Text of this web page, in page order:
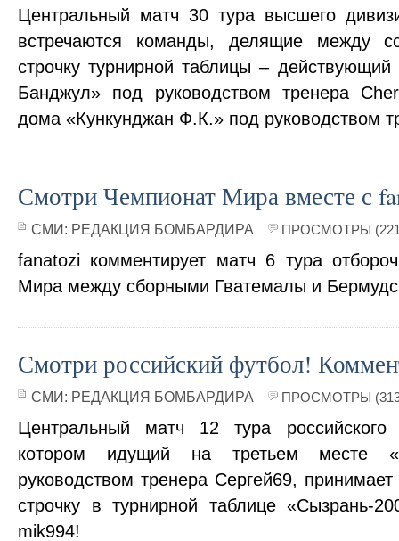
Центральный матч 30 тура высшего
встречаются команды, делящие между
строчку турнирной таблицы –
Банджул» под руководством тренера
дома «Кункунджан Ф.К.» под руководством
Смотри Чемпионат Мира вместе с
СМИ: РЕДАКЦИЯ БОМБАРДИРА ПРОСМОТРЫ
fanatozi комментирует матч 6 тура
Мира между сборными Гватемалы и
Смотри российский футбол!
СМИ: РЕДАКЦИЯ БОМБАРДИРА ПРОСМОТРЫ
Центральный матч 12 тура
котором идущий на третьем месте
руководством тренера Сергей69,
строчку в турнирной таблице «Сызрань-
mik994!